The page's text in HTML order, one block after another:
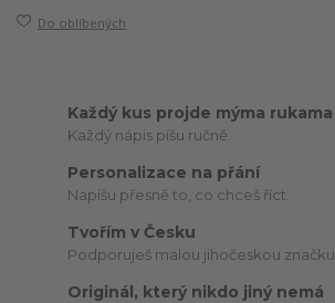
Do oblíbených
Každý kus projde mýma rukama
Každý nápis píšu ručně.
Personalizace na přání
Napíšu přesně to, co chceš říct.
Tvořím v Česku
Podporuješ malou jihočeskou značku.
Originál, který nikdo jiný nemá